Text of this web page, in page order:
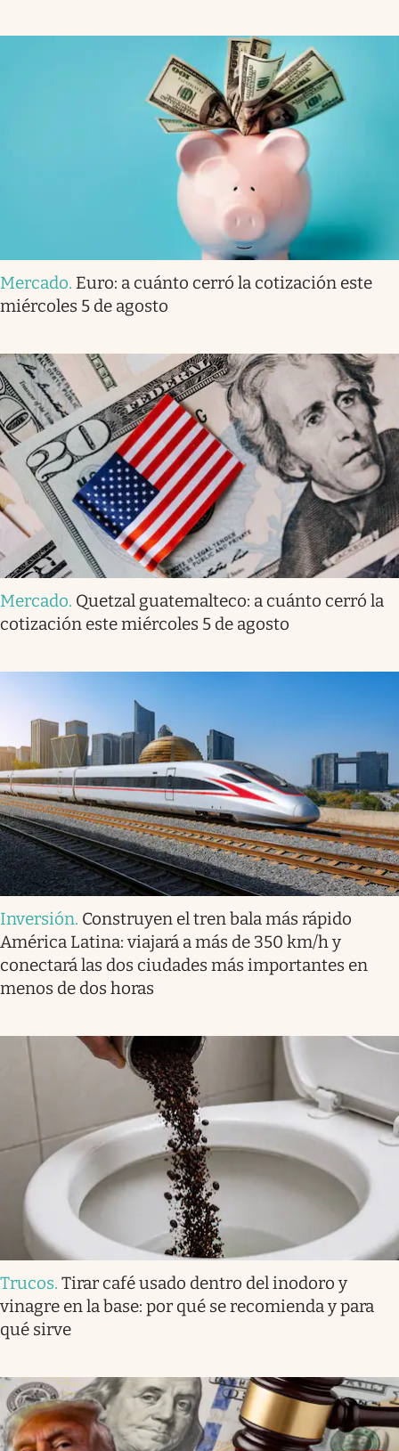
Mercado. Euro: a cuánto cerró la cotización este
miércoles 5 de agosto
Mercado. Quetzal guatemalteco: a cuánto cerró la
cotización este miércoles 5 de agosto
Inversión. Construyen el tren bala más rápido
América Latina: viajará a más de 350 km/h y
conectará las dos ciudades más importantes en
menos de dos horas
Trucos. Tirar café usado dentro del inodoro y
vinagre en la base: por qué se recomienda y para
qué sirve